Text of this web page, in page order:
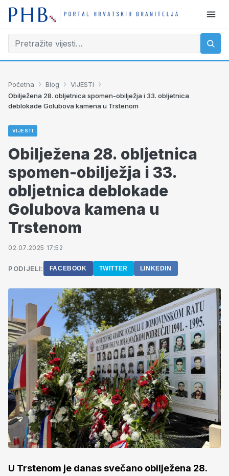
Početna › Blog › VIJESTI ›
Obilježena 28. obljetnica spomen-obilježja i 33. obljetnica
deblokade Golubova kamena u Trstenom
VIJESTI
Obilježena 28. obljetnica
spomen-obilježja i 33.
obljetnica deblokade
Golubova kamena u
Trstenom
02.07.2025 17:52
PODIJELI: FACEBOOK TWITTER LINKEDIN
U Trstenom je danas svečano obilježena 28.